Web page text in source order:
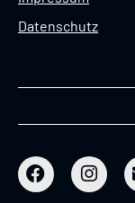
Datenschutz